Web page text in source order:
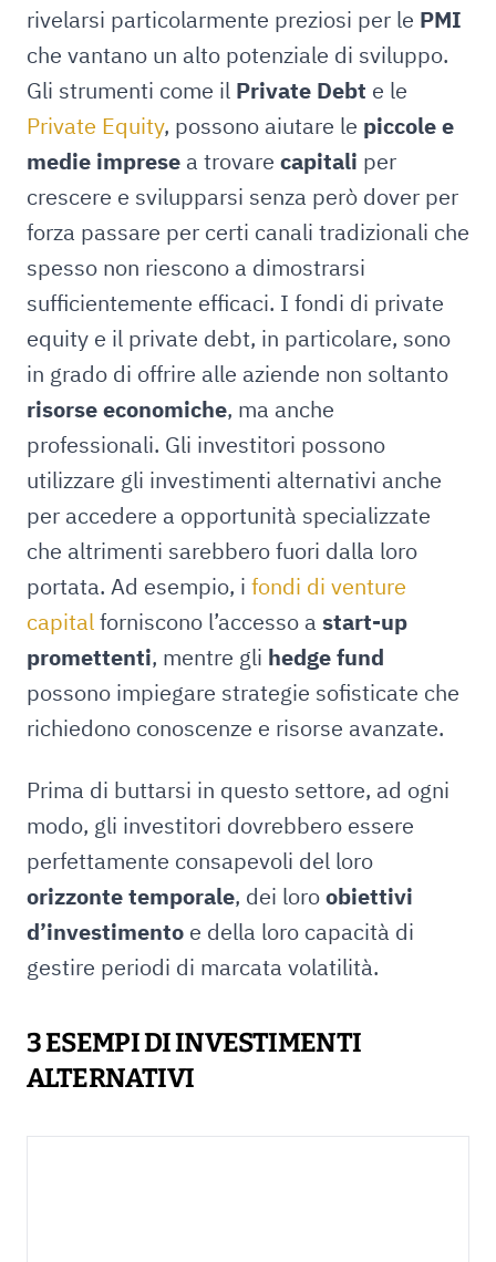
rivelarsi particolarmente preziosi per le PMI
che vantano un alto potenziale di sviluppo.
Gli strumenti come il Private Debt e le
Private Equity, possono aiutare le piccole e
medie imprese a trovare capitali per
crescere e svilupparsi senza però dover per
forza passare per certi canali tradizionali che
spesso non riescono a dimostrarsi
sufficientemente efficaci. I fondi di private
equity e il private debt, in particolare, sono
in grado di offrire alle aziende non soltanto
risorse economiche, ma anche
professionali. Gli investitori possono
utilizzare gli investimenti alternativi anche
per accedere a opportunità specializzate
che altrimenti sarebbero fuori dalla loro
portata. Ad esempio, i fondi di venture
capitalforniscono l’accesso a start-up
promettenti, mentre gli hedge fund
possono impiegare strategie sofisticate che
richiedono conoscenze e risorse avanzate.
Prima di buttarsi in questo settore, ad ogni
modo, gli investitori dovrebbero essere
perfettamente consapevoli del loro
orizzonte temporale, dei loroobiettivi
d’investimento e della loro capacità di
gestire periodi di marcata volatilità.
3 ESEMPI DI INVESTIMENTI
ALTERNATIVI